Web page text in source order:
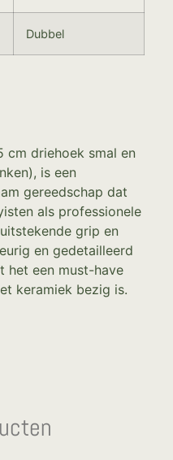
Dubbel
cm driehoek smal en
is een
gereedschap dat
als professionele
grip en
en gedetailleerd
het een must-have
keramiek bezig is.